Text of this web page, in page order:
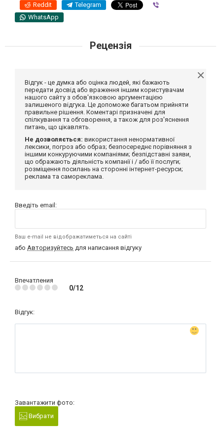
Reddit Telegram
WhatsApp
Рецензія
Відгук - це думка або оцінка людей, які бажають
передати досвід або враження іншим користувачам
нашого сайту з обов'язковою аргументацією
залишеного відгука. Це допоможе багатьом прийняти
правильне рішення. Коментарі призначені для
спілкування та обговорення, а також для роз'яснення
питань, що цікавлять.
Не дозволяється: використання ненормативної
лексики, погроз або образ; безпосереднє порівняння з
іншими конкуруючими компаніями; безпідставні заяви,
що ображають діяльність компанії і / або її послуги;
розміщення посилань на сторонні інтернет-ресурси;
реклама та самореклама.
Введіть email:
Ваш e-mail не відображатиметься на сайті
або Авторизуйтесь для написання відгуку
Впечатления
0/12
Відгук:
Завантажити фото:
Вибрати